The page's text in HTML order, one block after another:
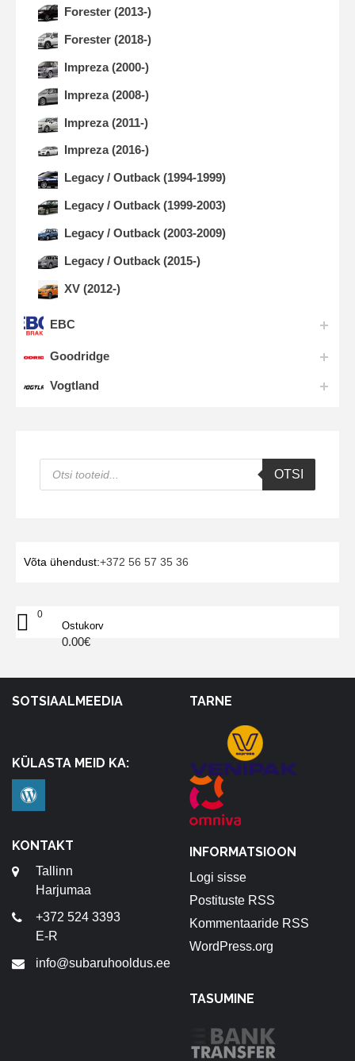
Forester (2013-)
Forester (2018-)
Impreza (2000-)
Impreza (2008-)
Impreza (2011-)
Impreza (2016-)
Legacy / Outback (1994-1999)
Legacy / Outback (1999-2003)
Legacy / Outback (2003-2009)
Legacy / Outback (2015-)
XV (2012-)
EBC
Goodridge
Vogtland
Products
search
OTSI
Võta ühendust:+372 56 57 35 36
Ostukorv
0.00€
0
SOTSIAALMEEDIA
KÜLASTA MEID KA:
KONTAKT
Tallinn
Harjumaa
+372 524 3393
E-R
info@subaruhooldus.ee
TARNE
INFORMATSIOON
Logi sisse
Postituste RSS
Kommentaaride RSS
WordPress.org
TASUMINE